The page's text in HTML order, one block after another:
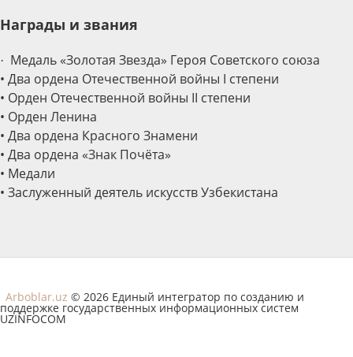
Награды и звания
· Медаль «Золотая Звезда» Героя Советского союза
• Два ордена Отечественной войны I степени
• Орден Отечественной войны II степени
• Орден Ленина
• Два ордена Красного Знамени
• Два ордена «Знак Почёта»
• Медали
• Заслуженный деятель искусств Узбекистана
Arboblar.uz © 2026 Единый интегратор по созданию и
поддержке государственных информационных систем
UZINFOCOM